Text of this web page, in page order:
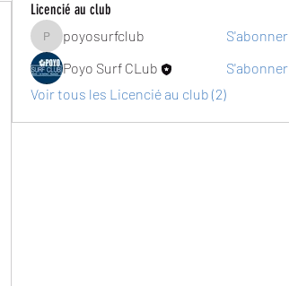
Licencié au club
poyosurfclub
poyosurfclub
S'abonner
Poyo Surf CLub
S'abonner
Voir tous les Licencié au club (2)